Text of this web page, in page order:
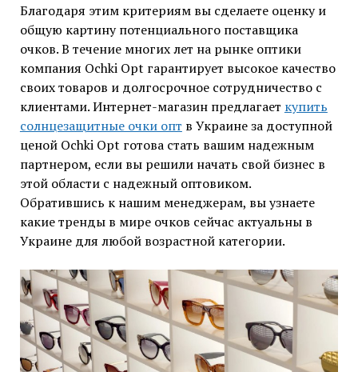
Благодаря этим критериям вы сделаете оценку и
общую картину потенциального поставщика
очков. В течение многих лет на рынке оптики
компания Ochki Opt гарантирует высокое качество
своих товаров и долгосрочное сотрудничество с
клиентами. Интернет-магазин предлагает купить
солнцезащитные очки опт в Украине за доступной
ценой Ochki Opt готова стать вашим надежным
партнером, если вы решили начать свой бизнес в
этой области с надежный оптовиком.
Обратившись к нашим менеджерам, вы узнаете
какие тренды в мире очков сейчас актуальны в
Украине для любой возрастной категории.